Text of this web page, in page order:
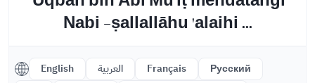
Nabi -ṣallallāhu 'alaihi ...
English العربية Français
Русский